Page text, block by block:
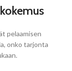
pelaamisen
onko tarjonta